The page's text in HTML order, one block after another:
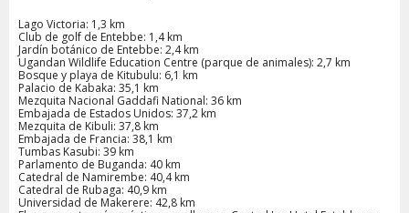
Lago Victoria: 1,3 km
Club de golf de Entebbe: 1,4 km
Jardín botánico de Entebbe: 2,4 km
Ugandan Wildlife Education Centre (parque de animales): 2,7 km
Bosque y playa de Kitubulu: 6,1 km
Palacio de Kabaka: 35,1 km
Mezquita Nacional Gaddafi National: 36 km
Embajada de Estados Unidos: 37,2 km
Mezquita de Kibuli: 37,8 km
Embajada de Francia: 38,1 km
Tumbas Kasubi: 39 km
Parlamento de Buganda: 40 km
Catedral de Namirembe: 40,4 km
Catedral de Rubaga: 40,9 km
Universidad de Makerere: 42,8 km